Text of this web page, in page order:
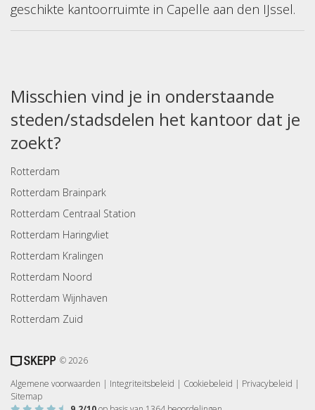
geschikte kantoorruimte in Capelle aan den IJssel.
Misschien vind je in onderstaande
steden/stadsdelen het kantoor dat je
zoekt?
Rotterdam
Rotterdam Brainpark
Rotterdam Centraal Station
Rotterdam Haringvliet
Rotterdam Kralingen
Rotterdam Noord
Rotterdam Wijnhaven
Rotterdam Zuid
© 2026
Algemene voorwaarden | Integriteitsbeleid | Cookiebeleid | Privacybeleid |
Sitemap